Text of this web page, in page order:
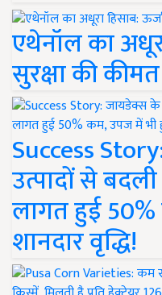
एथेनॉल का
सुरक्षा की
Success
उत्पादों से
लागत हुई
शानदार वृद्धि!